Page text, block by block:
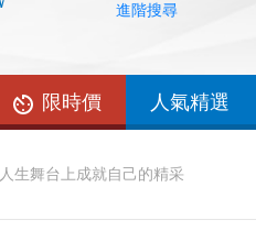
進階搜尋
限時價 人氣精選
人生舞台上成就自己的精采